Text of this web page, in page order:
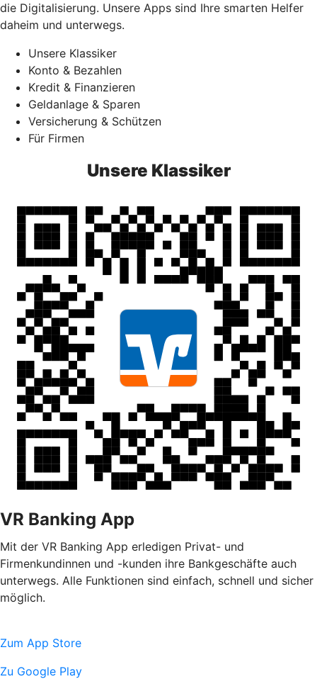
die Digitalisierung. Unsere Apps sind Ihre smarten Helfer
daheim und unterwegs.
Unsere Klassiker
Konto & Bezahlen
Kredit & Finanzieren
Geldanlage & Sparen
Versicherung & Schützen
Für Firmen
Unsere Klassiker
VR Banking App
Mit der VR Banking App erledigen Privat- und
Firmenkundinnen und -kunden ihre Bankgeschäfte auch
unterwegs. Alle Funktionen sind einfach, schnell und sicher
möglich.
Zum App Store
Zu Google Play